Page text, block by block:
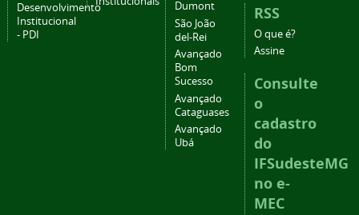
Desenvolvimento
Institucional
- PDI
Dumont
São João
del-Rei
Avançado
Bom
Sucesso
Avançado
Cataguases
Avançado
Ubá
RSS
O que é?
Assine
Consulte
o
cadastro
do
IFSudesteMG
no e-
MEC